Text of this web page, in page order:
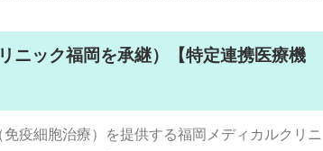
ニック福岡を承継）【特定連携医療機
疫細胞治療）を提供する福岡メディカルクリニ